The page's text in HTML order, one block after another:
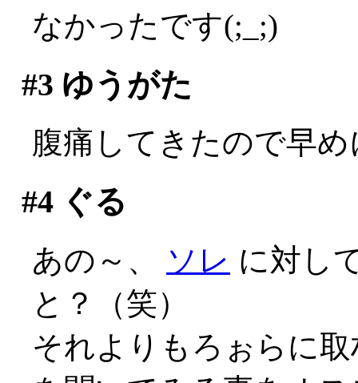
なかったです(;_;)
#3 ゆうがた
腹痛してきたので早
#4ぐる
あの～、 ソレ に対し
と？（笑）
それよりもろぉらに